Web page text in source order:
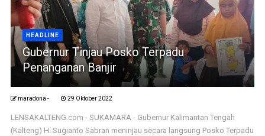
HEADLINE
Gubernur Tinjau Posko Terpadu
Penanganan Banjir
maradona - 29 Oktober 2022
LENSAKALTENG.com - SUKAMARA - Gubernur Kalimantan Tengah
(Kalteng) H. Sugianto Sabran meninjau secara langsung Posko Terpadu